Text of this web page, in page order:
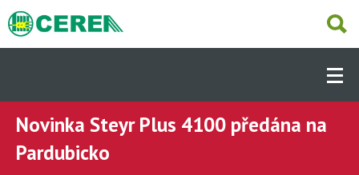
Přejít
hlavnímu
-
Dcery
(CS)
ÚVOD
Novinka Steyr Plus 4100 předána na
Pardubicko